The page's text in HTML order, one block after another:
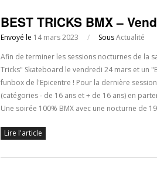
BEST TRICKS BMX –
Envoyé le 14 mars 2023 / SousActualité
Afin de terminer les sessions nocturnes de la
Tricks" Skateboard le vendredi 24 mars et un
funbox de l'Epicentre ! Pour la dernière session
(catégories - de 16 ans et + de 16 ans) en
Une soirée 100% BMX avec une nocturne de
Lire l'article